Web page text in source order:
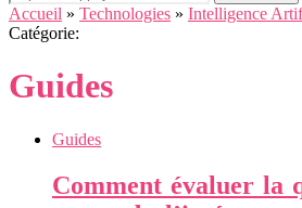
Accueil » Technologies » Intelligence
Catégorie:
Guides
Guides
Comment évaluer la